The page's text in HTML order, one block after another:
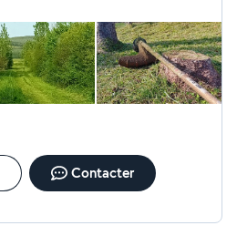
Contacter